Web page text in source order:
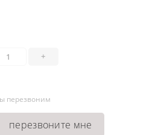
+
перезвоним
перезвоните мне